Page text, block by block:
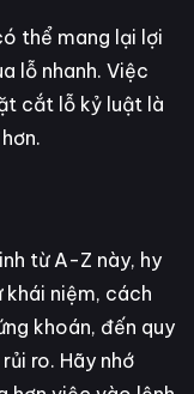
thể mang lại lợi
lỗ nhanh. Việc
cắt lỗ kỷ luật là
từ A-Z này, hy
niệm, cách
khoán, đến quy
ro. Hãy nhớ